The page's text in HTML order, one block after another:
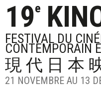
19e
FESTIVAL DU
CONTEMPORAIN
現代日本
21 NOVEMBRE AU 13